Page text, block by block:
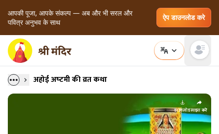
आपकी पूजा, आपके संकल्प — अब और भी सरल और
पवित्र अनुभव के साथ
ऐप डाउनलोड करे
Open
अहोई अष्‍टमी की व्रत कथा
डाउनलोडसाझा करें